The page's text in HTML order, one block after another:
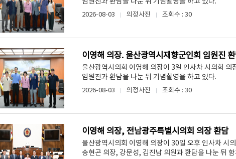
2026-08-03 의정사진 조회수 : 30
이영해 의장. 울산광역시재향군인회 임원진
울산광역시의회 이영해 의장이 3일 인사차 시의회
임원진과 환담을 나눈 뒤 기념촬영을 하고 있다.
2026-08-03 의정사진 조회수 : 30
이영해 의장, 전남광주특별시의회 의장 환담
울산광역시의회 이영해 의장이 30일 오후 인사차 시
송현곤 의장, 강문성, 김진남 의원과 환담을 나눈 뒤